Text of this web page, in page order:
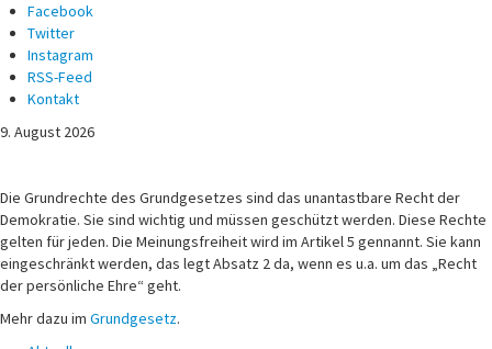
Facebook
Twitter
Instagram
RSS-Feed
Kontakt
9. August 2026
Michael Voß
Journalist und Christ
Die Grundrechte des Grundgesetzes sind das unantastbare Recht der
Demokratie. Sie sind wichtig und müssen geschützt werden. Diese Rechte
gelten für jeden. Die Meinungsfreiheit wird im Artikel 5 gennannt. Sie kann
eingeschränkt werden, das legt Absatz 2 da, wenn es u.a. um das „Recht
der persönliche Ehre“ geht.
Mehr dazu im Grundgesetz.